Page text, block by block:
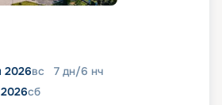
2026вс 7 дн/6 нч
сб